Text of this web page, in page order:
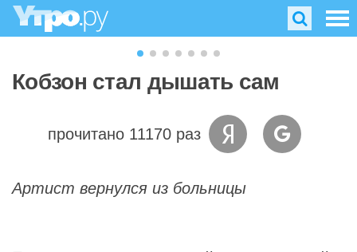
Кобзон стал дышать сам
прочитано 11170 раз
Артист вернулся из больницы